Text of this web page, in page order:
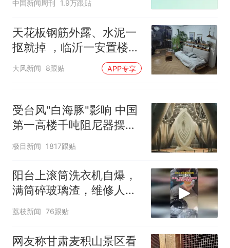
中国新闻周刊 1.9万跟贴
天花板钢筋外露、水泥一
抠就掉 ，临沂一安置楼交
房半年即被鉴定存安全隐
患；楼体至今未加固，仍
大风新闻 8跟贴 APP专享
受台风"白海豚"影响 中国
第一高楼千吨阻尼器摆动
明显
极目新闻 1817跟贴
阳台上滚筒洗衣机自爆，
满筒碎玻璃渣，维修人员
称是人为原因，从未见过
荔枝新闻 76跟贴
网友称甘肃麦积山景区看